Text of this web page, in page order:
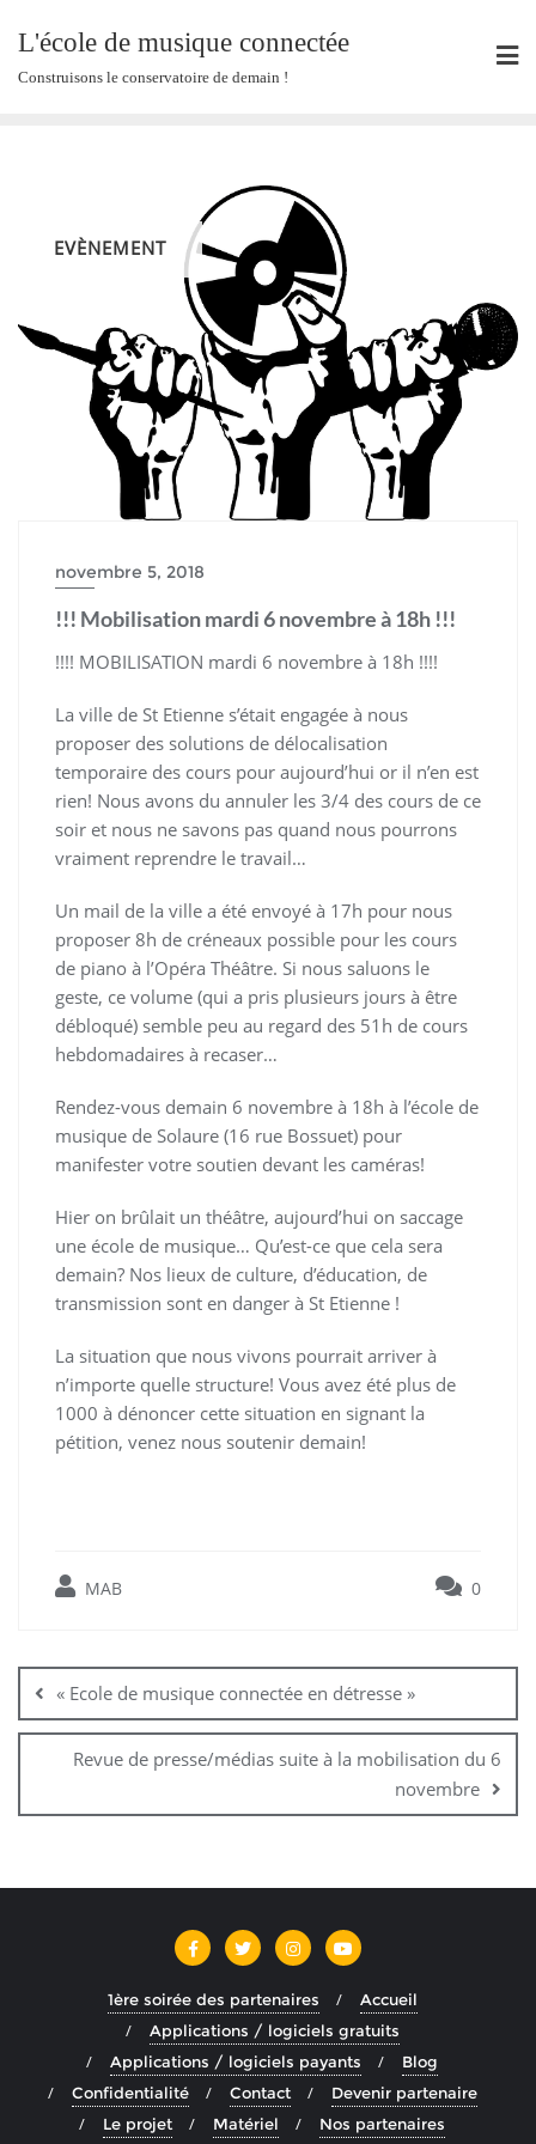
content
L'école de musique connectée
Construisons le conservatoire de demain !
EVÈNEMENT
novembre 5, 2018
!!! Mobilisation mardi 6 novembre à 18h !!!
!!!! MOBILISATION mardi 6 novembre à 18h !!!!
La ville de St Etienne s’était engagée à nous
proposer des solutions de délocalisation
temporaire des cours pour aujourd’hui or il n’en est
rien! Nous avons du annuler les 3/4 des cours de ce
soir et nous ne savons pas quand nous pourrons
vraiment reprendre le travail…
Un mail de la ville a été envoyé à 17h pour nous
proposer 8h de créneaux possible pour les cours
de piano à l’Opéra Théâtre. Si nous saluons le
geste, ce volume (qui a pris plusieurs jours à être
débloqué) semble peu au regard des 51h de cours
hebdomadaires à recaser…
Rendez-vous demain 6 novembre à 18h à l’école de
musique de Solaure (16 rue Bossuet) pour
manifester votre soutien devant les caméras!
Hier on brûlait un théâtre, aujourd’hui on saccage
une école de musique… Qu’est-ce que cela sera
demain? Nos lieux de culture, d’éducation, de
transmission sont en danger à St Etienne !
La situation que nous vivons pourrait arriver à
n’importe quelle structure! Vous avez été plus de
1000 à dénoncer cette situation en signant la
pétition, venez nous soutenir demain!
MAB 0
de
l’article
« Ecole de musique connectée en détresse »
Revue de presse/médias suite à la mobilisation du 6
novembre
1ère soirée des partenaires
Accueil
Applications / logiciels gratuits
Applications / logiciels payants
Blog
Confidentialité
Contact
Devenir partenaire
Le projet
Matériel Nos partenaires